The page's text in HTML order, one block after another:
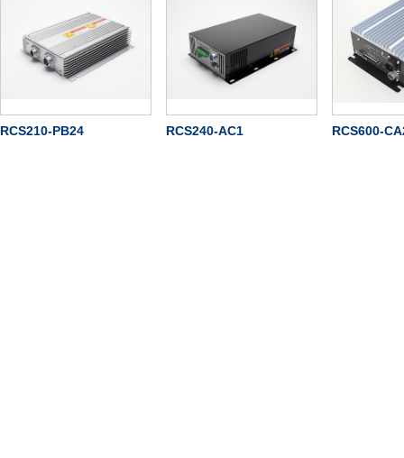
RCS210-PB24 RCS240-AC1 RCS600-